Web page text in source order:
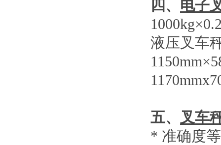
四、 电子
液压叉车
五、 叉车
* 准确度